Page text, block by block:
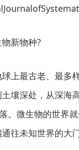
新物种?
上最古老、最多
壤深处，从深海
。微生物的世界
往未知世界的大门